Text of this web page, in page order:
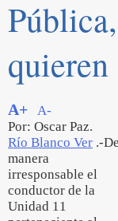
A+
A-
Por: Oscar Paz.
Río Blanco Ver .-De
manera
irresponsable el
conductor de la
Unidad 11